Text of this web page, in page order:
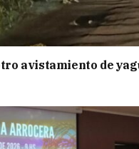
avistamiento de